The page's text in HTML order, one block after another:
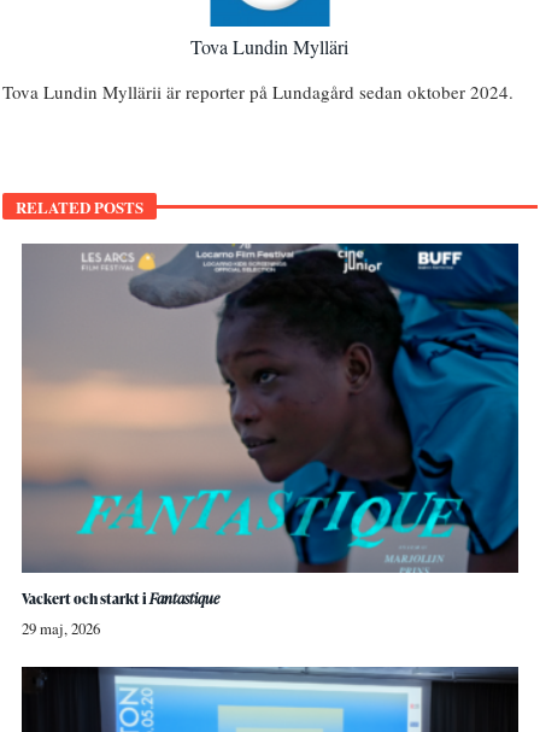
Tova Lundin Mylläri
Tova Lundin Myllärii är reporter på Lundagård sedan oktober 2024.
RELATED POSTS
Vackert och starkt iFantastique
29 maj, 2026